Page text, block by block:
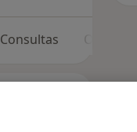
Consultas Opiniones